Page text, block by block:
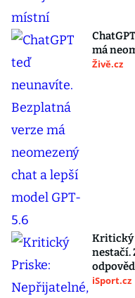
má
Živě.cz
Kritický
nestačí.
iSport.cz